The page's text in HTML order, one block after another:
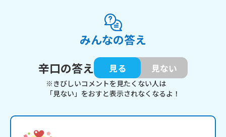
みんなの答え
辛口の答え
見る 見ない
※きびしいコメントを見たくない人は
「見ない」をおすと表示されなくなるよ！